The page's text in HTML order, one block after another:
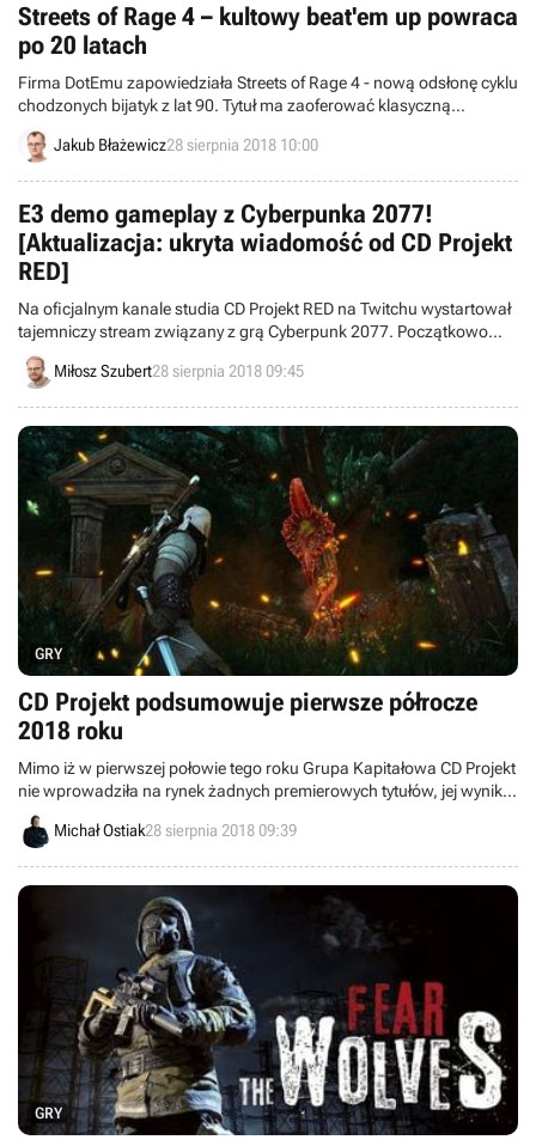
Streets of Rage 4 – kultowy beat'em up powraca
po 20 latach
Firma DotEmu zapowiedziała Streets of Rage 4 - nową odsłonę cyklu
chodzonych bijatyk z lat 90. Tytuł ma zaoferować klasyczną
rozgrywkę beat'em up z pewnymi modyfikacjami oraz ręcznie
rysowaną oprawę wizualną.
Jakub Błażewicz28 sierpnia 2018 10:00
E3 demo gameplay z Cyberpunka 2077!
[Aktualizacja: ukryta wiadomość od CD Projekt
RED]
Na oficjalnym kanale studia CD Projekt RED na Twitchu wystartował
tajemniczy stream związany z grą Cyberpunk 2077. Początkowo
można było na nim zobaczyć tylko ciąg cyfr i liter - ostatecznie
okazały się one prowadzić do wyczekiwanej prezentacji rozgrywki z
Miłosz Szubert28 sierpnia 2018 09:45
GRY
CD Projekt podsumowuje pierwsze półrocze
2018 roku
Mimo iż w pierwszej połowie tego roku Grupa Kapitałowa CD Projekt
nie wprowadziła na rynek żadnych premierowych tytułów, jej wyniki
finansowe mogą dawać powody do zadowolenia.
Michał Ostiak28 sierpnia 2018 09:39
GRY